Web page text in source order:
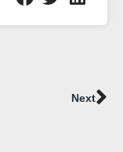
Next